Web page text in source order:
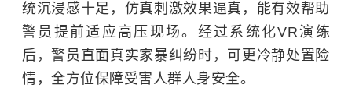
统沉浸感十足，仿真刺激效果逼真，能有效帮助
警员提前适应高压现场。经过系统化VR演练
后，警员直面真实家暴纠纷时，可更冷静处置险
情，全方位保障受害人群人身安全。